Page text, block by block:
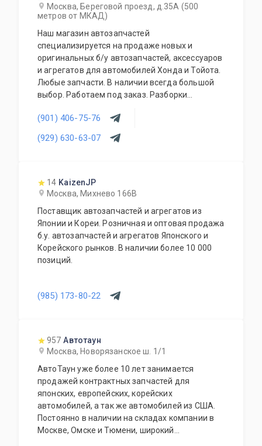
Москва, Береговой проезд, д.35А (500
метров от МКАД)
Наш магазин автозапчастей
специализируется на продаже новых и
оригинальных б/у автозапчастей, аксессуаров
и агрегатов для автомобилей Хонда и Тойота.
Любые запчасти. В наличии всегда большой
выбор. Работаем под заказ. Разборки
система скидок. Работа с региональными
клиентами. Ежедневный рабочий график.
(901) 406-75-76
(929) 630-63-07
14 KaizenJP
Москва, Михнево 166В
Поставщик автозапчастей и агрегатов из
Японии и Кореи. Розничная и оптовая продажа
б.у. автозапчастей и агрегатов Японского и
Корейского рынков. В наличии более 10 000
позиций.
(985) 173-80-22
957 Автотаун
Москва, Новорязанское ш. 1/1
АвтоТаун уже более 10 лет занимается
продажей контрактных запчастей для
японских, европейских, корейских
автомобилей, а так же автомобилей из США.
Постоянно в наличии на складах компании в
Москве, Омске и Тюмени, широкий